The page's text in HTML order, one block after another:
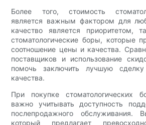
Более того, стоимость
является важным фактором для
качество является приоритетом,
стоматологические боры, которые
соотношение цены и качества.
поставщиков и использование
помочь заключить лучшую
качества.
При покупке стоматологических
важно учитывать доступность
послепродажного обслуживания.
который предлагает